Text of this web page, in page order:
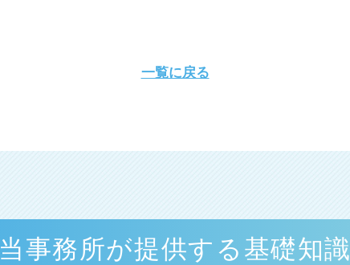
一覧に戻る
当事務所が提供する基礎知識